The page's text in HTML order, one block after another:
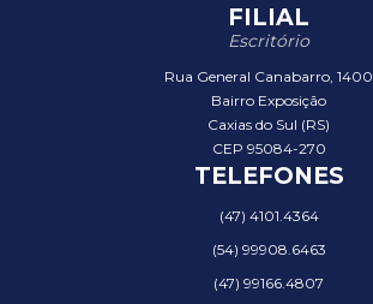
FILIAL
Escritório
Rua General Canabarro, 1400
Bairro Exposição
Caxias do Sul (RS)
CEP 95084-270
TELEFONES
(47) 4101.4364
(54) 99908.6463
(47) 99166.4807